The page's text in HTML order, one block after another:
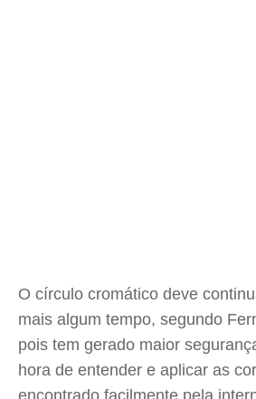
O círculo cromático deve
mais algum tempo, segundo
pois tem gerado maior
hora de entender e aplicar as
encontrado facilmente pela